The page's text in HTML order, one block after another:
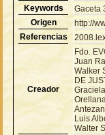
Keywords
Gaceta
Origen
http://
Referencias
Creador
Fdo.
Juan
Walker
DE
Luis
Walter